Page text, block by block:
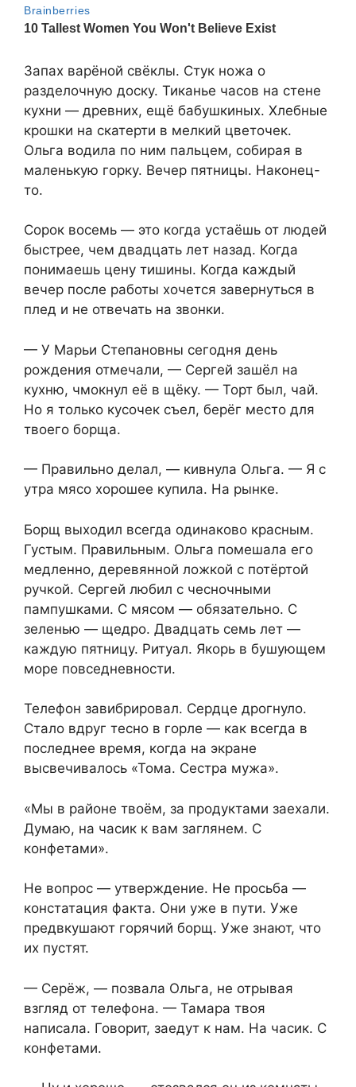
Запах варёной свёклы. Стук ножа о
разделочную доску. Тиканье часов на стене
кухни — древних, ещё бабушкиных. Хлебные
крошки на скатерти в мелкий цветочек.
Ольга водила по ним пальцем, собирая в
маленькую горку. Вечер пятницы. Наконец-
то.
Сорок восемь — это когда устаёшь от людей
быстрее, чем двадцать лет назад. Когда
понимаешь цену тишины. Когда каждый
вечер после работы хочется завернуться в
плед и не отвечать на звонки.
— У Марьи Степановны сегодня день
рождения отмечали, — Сергей зашёл на
кухню, чмокнул её в щёку. — Торт был, чай.
Но я только кусочек съел, берёг место для
твоего борща.
— Правильно делал, — кивнула Ольга. — Я с
утра мясо хорошее купила. На рынке.
Борщ выходил всегда одинаково красным.
Густым. Правильным. Ольга помешала его
медленно, деревянной ложкой с потёртой
ручкой. Сергей любил с чесночными
пампушками. С мясом — обязательно. С
зеленью — щедро. Двадцать семь лет —
каждую пятницу. Ритуал. Якорь в бушующем
море повседневности.
Телефон завибрировал. Сердце дрогнуло.
Стало вдруг тесно в горле — как всегда в
последнее время, когда на экране
высвечивалось «Тома. Сестра мужа».
«Мы в районе твоём, за продуктами заехали.
Думаю, на часик к вам заглянем. С
конфетами».
Не вопрос — утверждение. Не просьба —
констатация факта. Они уже в пути. Уже
предвкушают горячий борщ. Уже знают, что
их пустят.
— Серёж, — позвала Ольга, не отрывая
взгляд от телефона. — Тамара твоя
написала. Говорит, заедут к нам. На часик. С
конфетами.